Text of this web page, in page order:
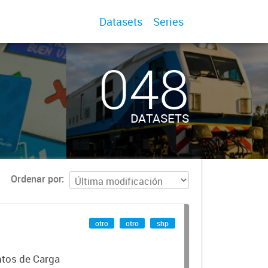
Datasets Series
048
DATASETS
Ordenar por
de Carga
otro otro shp